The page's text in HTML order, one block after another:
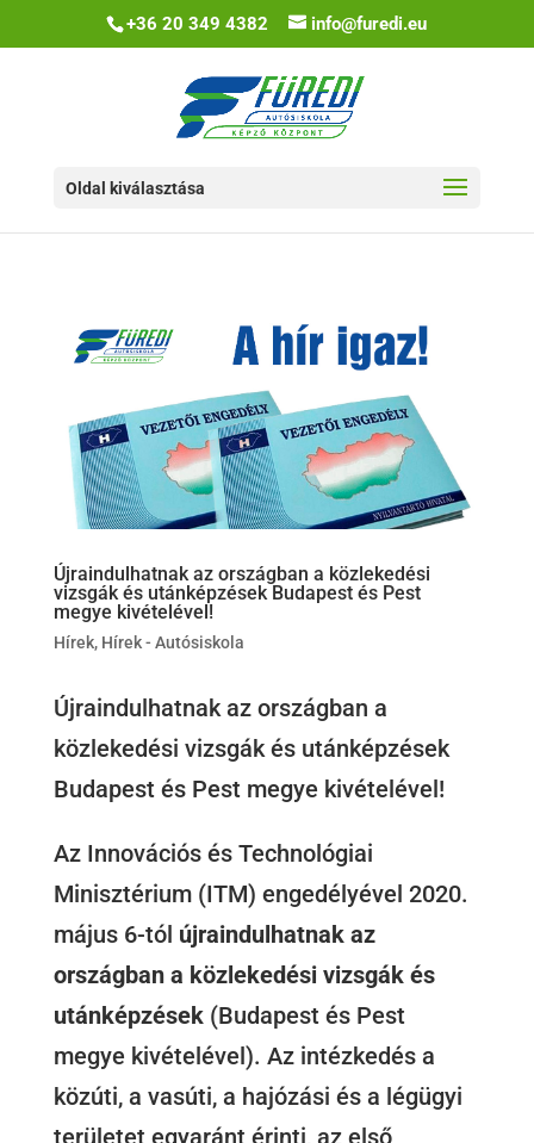
+36 20 349 4382 info@furedi.eu
Oldal kiválasztása
Újraindulhatnak az országban a közlekedési
vizsgák és utánképzések Budapest és Pest
megye kivételével!
Hírek, Hírek - Autósiskola
Újraindulhatnak az országban a
közlekedési vizsgák és utánképzések
Budapest és Pest megye kivételével!
Az Innovációs és Technológiai
Minisztérium (ITM) engedélyével 2020.
május 6-tól újraindulhatnak az
országban a közlekedési vizsgák és
utánképzések(Budapest és Pest
megye kivételével). Az intézkedés a
közúti, a vasúti, a hajózási és a légügyi
területet egyaránt érinti, az első